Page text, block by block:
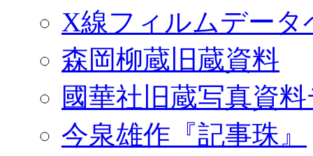
X線フィルムデータ
森岡柳蔵旧蔵資料
國華社旧蔵写真資
今泉雄作『記事珠』